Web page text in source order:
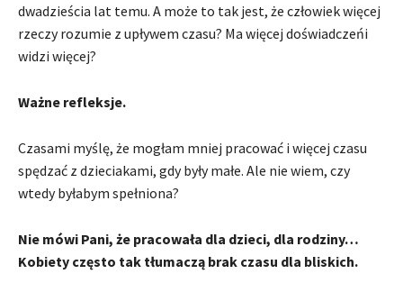
dwadzieścia lat temu. A może to tak jest, że człowiek więcej
rzeczy rozumie z upływem czasu? Ma więcej doświadczeńi
widzi więcej?
Ważne refleksje.
Czasami myślę, że mogłam mniej pracować i więcej czasu
spędzać z dzieciakami, gdy były małe. Ale nie wiem, czy
wtedy byłabym spełniona?
Nie mówi Pani, że pracowała dla dzieci, dla rodziny…
Kobiety często tak tłumaczą brak czasu dla bliskich.